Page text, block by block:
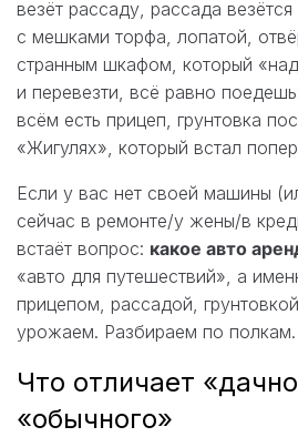
везёт рассаду, рассада
с мешками торфа, лопатой,
странным шкафом, который
и перевезти, всё равно
всём есть прицеп, грунтовка
«Жигулях», который встал
Если у вас нет своей машины
сейчас в ремонте/у жены/в
встаёт вопрос: какое авто
«авто для путешествий», а
прицепом, рассадой,
урожаем. Разбираем по полкам.
Что отличает
«обычного»